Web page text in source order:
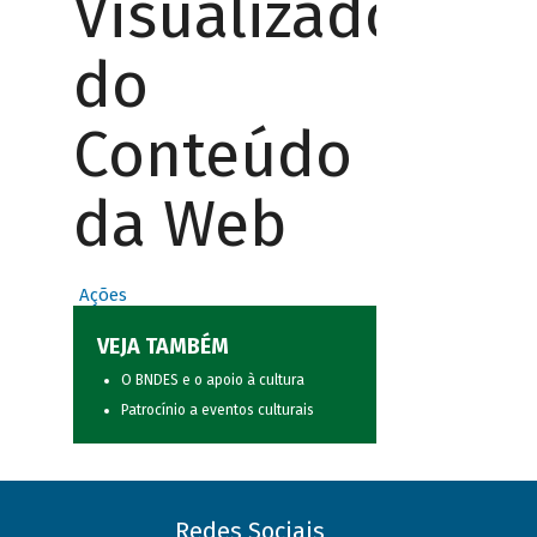
Visualizador
do
Conteúdo
da Web
Ações
VEJA TAMBÉM
O BNDES e o apoio à cultura
Patrocínio a eventos culturais
Redes Sociais